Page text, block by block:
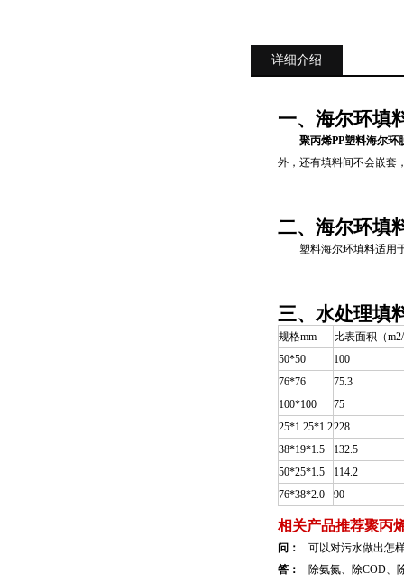
详细介绍
一、海尔环填
聚丙烯PP塑料海尔环
外，还有填料间不会嵌套
二、海尔环填
塑料海尔环填料适用于
三、水处理填
规格mm
比表面积（
50*50
100
76*76
75.3
100*100
75
25*1.25*1.2228
38*19*1.5
132.5
50*25*1.5
114.2
76*38*2.0
90
相关产品推荐聚丙
问：
可以对污水做出怎
答：
除氨氮、除COD、